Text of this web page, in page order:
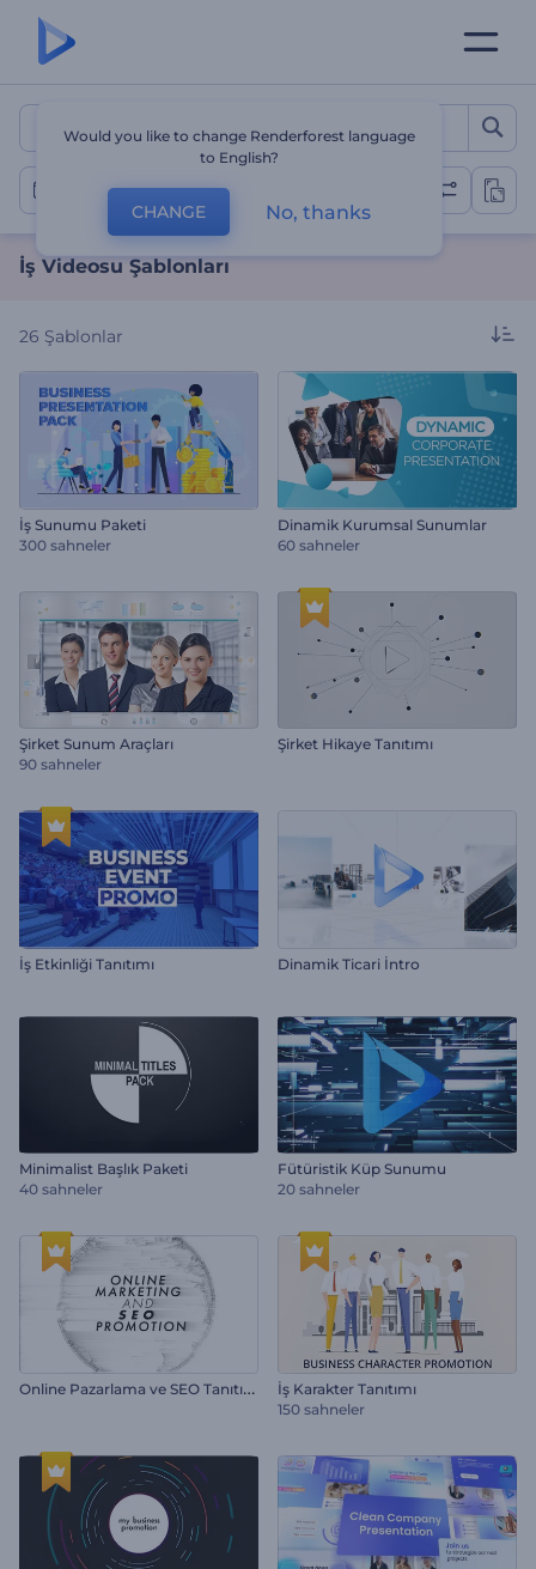
İş Videosu Şablonları
İş Videoları
İş Videosu Şablonları
26 Şablonlar
İş Sunumu Paketi
300 sahneler
Dinamik Kurumsal Sunumlar
60 sahneler
Şirket Sunum Araçları
90 sahneler
Şirket Hikaye Tanıtımı
İş Etkinliği Tanıtımı Dinamik Ticari İntro
Minimalist Başlık Paketi
40 sahneler
Fütüristik Küp Sunumu
20 sahneler
O
nline Pazarlama ve SEO Tanıtımı
İş Karakter Tanıtımı
150 sahneler
Would you like to change Renderforest language
to English?
CHANGE No, thanks